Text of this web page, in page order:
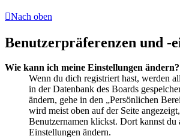
Nach oben
Benutzerpräferenzen und -
Wie kann ich meine Einstellungen ändern?
Wenn du dich registriert hast, werden
in der Datenbank des Boards
ändern, gehe in den „Persönlichen
wird meist oben auf der Seite
Benutzernamen klickst. Dort kannst du
Einstellungen ändern.